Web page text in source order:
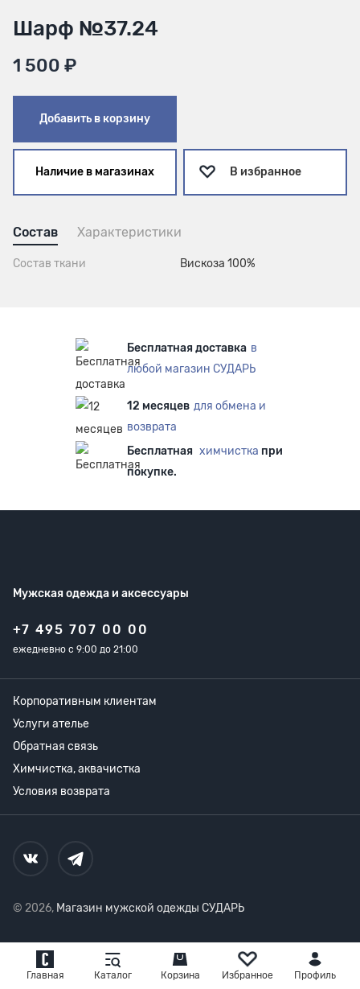
Главная Каталог Корзина Избранное Профиль
Шарф №37.24
1 500 ₽
Добавить в корзину
Наличие в магазинах В избранное
Состав Характеристики
Состав ткани Вискоза 100%
Бесплатная доставка в
любой магазин СУДАРЬ
12 месяцев для обмена и
возврата
Бесплатная химчистка при
покупке.
Мужская одежда и аксессуары
+7 495 707 00 00
ежедневно с 9:00 до 21:00
Корпоративным клиентам
Услуги ателье
Обратная связь
Химчистка, аквачистка
Условия возврата
© 2026, Магазин мужской одежды СУДАРЬ